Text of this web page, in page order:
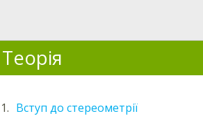
Теорія
1. Вступ до стереометрії